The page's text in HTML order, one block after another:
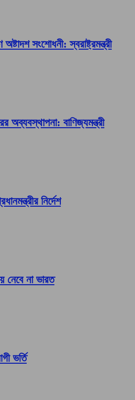
সংশোধনী: স্বরাষ্ট্রমন্ত্রী
অব্যবস্থাপনা: বাণিজ্যমন্ত্রী
নির্দেশ
নেবে না ভারত
ভর্তি